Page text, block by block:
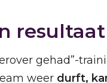
resultaat
gehad”-
weer durft,